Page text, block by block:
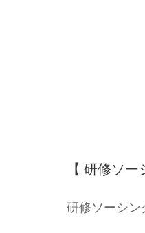
【 研修ソ
研修ソーシ